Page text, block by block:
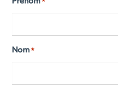
*
Nom *